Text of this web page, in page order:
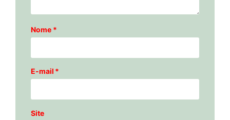
Nome *
E-mail *
Site